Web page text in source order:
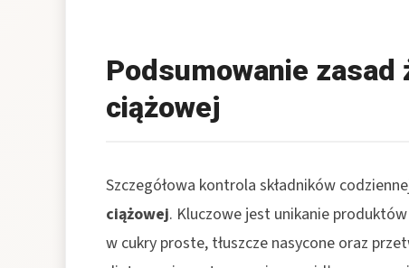
Podsumowanie
ciążowej
Szczegółowa kontrola składników
ciążowej. Kluczowe jest unikanie
w cukry proste, tłuszcze nasycone oraz